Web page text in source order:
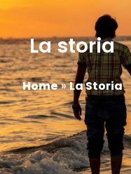
La storia
Home»La Storia